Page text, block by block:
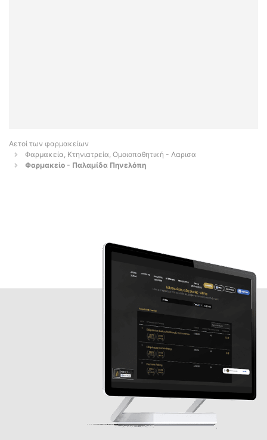
Αετοί των φαρμακείων
Φαρμακεία, Κτηνιατρεία, Ομοιοπαθητική - Λαρισα
Φαρμακείο - Παλαμίδα Πηνελόπη